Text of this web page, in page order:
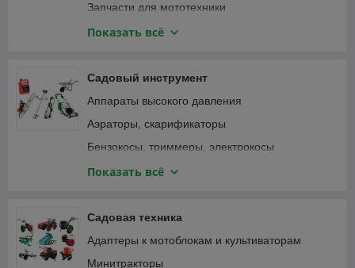
Запчасти для мототехники
Зарядные устройства, аккумуляторы
Крепежные изделия
Лампочки и светильники
Ленты
Масла и смазки
Принадлежности для садового инструмента
Принадлежности для строительного
инструмента
Принадлежности для строительной техники и
оборудования
Показать всё
Садовый инструмент
Аппараты высокого давления
Аэраторы, скарификаторы
Бензокосы, триммеры, электрокосы
Бензопилы, цепные электропилы
Газонокосилки
Дровоколы
Зернодробилки, измельчители кормов
Показать всё
Садовая техника
Адаптеры к мотоблокам и культиваторам
Минитракторы